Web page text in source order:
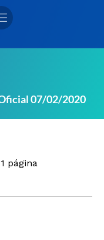
07/02/2020
página